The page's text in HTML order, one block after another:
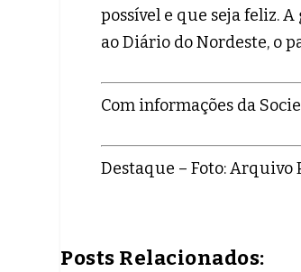
possível e que seja feliz.
ao Diário do Nordeste, o
Com informações da
Destaque – Foto: Arquivo
Posts Relacionados: